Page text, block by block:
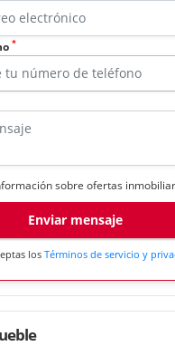
*
sobre ofertas
Enviar mensaje
los Términos de servicio y